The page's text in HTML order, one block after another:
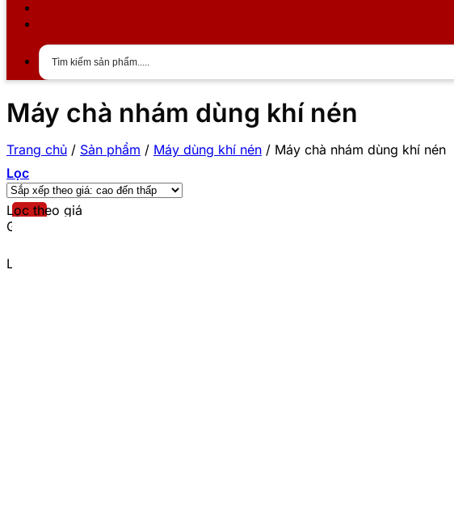
Máy chà nhám dùng khí nén
Trang chủ / Sản phẩm / Máy dùng khí nén / Máy chà nhám dùng khí nén
Lọc
Lọc theo giá
Giá tối thiểu
Lọc theo thương hiệu